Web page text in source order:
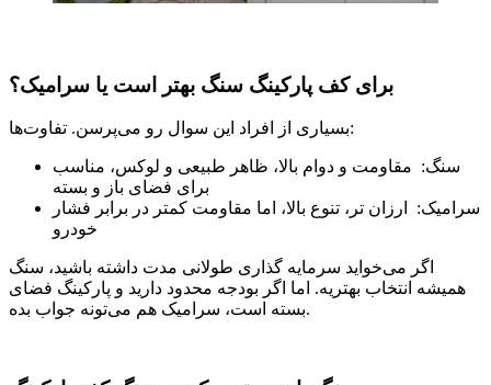
برای کف پارکینگ سنگ بهتر است یا سرامیک؟
بسیاری از افراد این سوال رو می‌پرسن. تفاوت‌ها:
سنگ: مقاومت و دوام بالا، ظاهر طبیعی و لوکس، مناسب
برای فضای باز و بسته
سرامیک: ارزان ‌تر، تنوع بالا، اما مقاومت کمتر در برابر فشار
خودرو
اگر می‌خواید سرمایه‌ گذاری طولانی‌ مدت داشته باشید، سنگ
همیشه انتخاب بهتریه. اما اگر بودجه محدود دارید و پارکینگ فضای
بسته است، سرامیک هم می‌تونه جواب بده.